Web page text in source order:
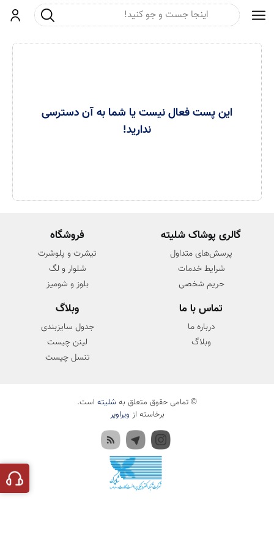
ورودجست و جو
این پست فعال نیست یا شما به آن دسترسی
ندارید!
گالری پوشاک شلیته
پرسش‌های متداول
شرایط خدمات
حریم شخصی
فروشگاه
تیشرت و پلوشرت
شلوار و لگ
بلوز و شومیز
تماس با ما
درباره ما
وبلاگ
وبلاگ
جدول سایزبندی
لینن چیست
تنسل چیست
© تمامی حقوق متعلق به شلیته است.
برخاسته از ویراویر